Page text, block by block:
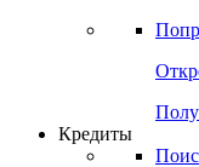
Кредиты